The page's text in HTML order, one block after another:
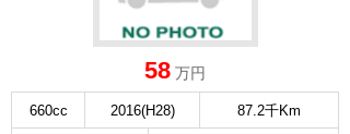
58 万円
660cc 2016(H28) 87.2千Km